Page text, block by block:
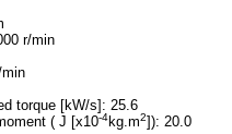
r/min
torque [kW/s]: 25.6
( J [x10-4kg.m2]): 20.0